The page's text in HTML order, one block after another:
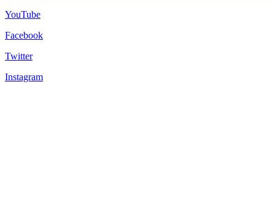
YouTube
Facebook
Twitter
Instagram